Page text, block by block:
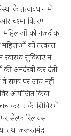
के तत्वावधान में
और चश्मा वितरण
महिलाओं को नजदीक
महिलाओं को तत्काल
स्वास्थ्य सुविधाएं न
की अनदेखी कर देती
वे समय पर जांच नहीं
आयोजित किया
करा सकें।शिविर में
पर सेल्फ रिलायंस
तथा जरूरतमंद